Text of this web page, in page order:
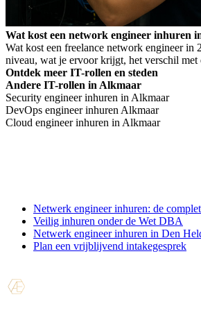
Wat kost een network engineer inhuren
Wat kost een freelance network engineer in
niveau, wat je ervoor krijgt, het verschil
Wet DBA-risico voorkomt.
Ontdek meer IT-rollen en steden
Andere IT-rollen in Alkmaar
Security engineer inhuren in Alkmaar
DevOps engineer inhuren Alkmaar
Cloud engineer inhuren in Alkmaar
Netwerk engineer inhuren: de
Veilig inhuren onder de Wet DBA
Netwerk engineer inhuren in Den
Plan een vrijblijvend intakegesprek